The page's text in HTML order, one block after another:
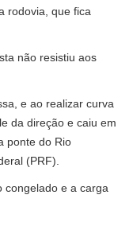
rodovia, que fica
não resistiu aos
e ao realizar curva
da direção e caiu em
ponte do Rio
(PRF).
congelado e a carga